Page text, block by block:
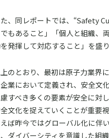
た、同レポートでは、“Safety
もあること」「個人と組織、
発揮して対応すること」を盛
のとおり、最初は原子力業界
業において定義され、安全文
すべき多くの要素が安全に対
文化を捉えていくことが重要
ば昨今ではグローバル化に伴
ダイバーシティを意識した組